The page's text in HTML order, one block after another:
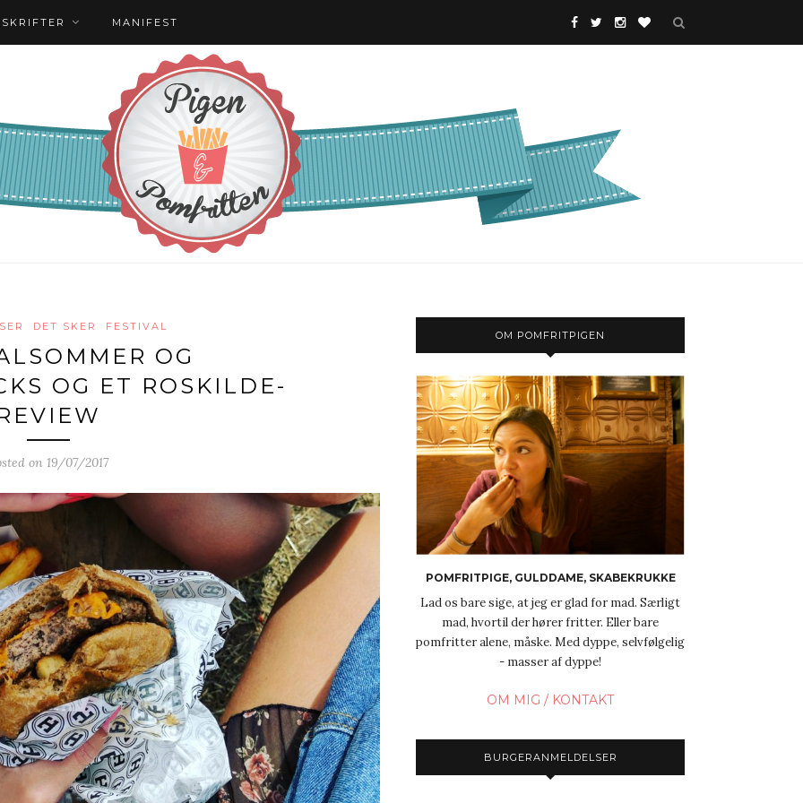
MANIFEST
DET SKER FESTIVAL
OG
OG ET ROSKILDE-
on 19/07/2017
OM POMFRITPIGEN
POMFRITPIGE, GULDDAME, SKABEKRUKKE
Lad os bare sige, at jeg er glad for mad. Særligt
mad, hvortil der hører fritter. Eller bare
pomfritter alene, måske. Med dyppe, selvfølgelig
- masser af dyppe!
OM MIG / KONTAKT
BURGERANMELDELSER